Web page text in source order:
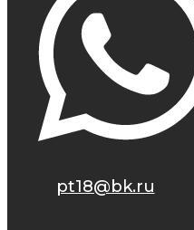
pt18@bk.ru